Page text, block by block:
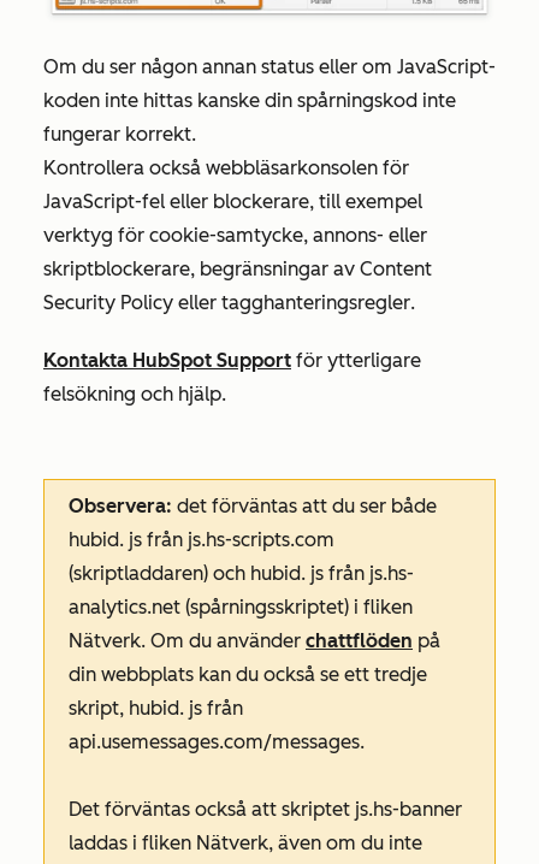
Om du ser någon annan status eller om JavaScript-
koden inte hittas kanske din spårningskod inte
fungerar korrekt.
Kontrollera också webbläsarkonsolen för
JavaScript-fel eller blockerare, till exempel
verktyg för cookie-samtycke, annons- eller
skriptblockerare, begränsningar av Content
Security Policy eller tagghanteringsregler.
Kontakta HubSpot Support för ytterligare
felsökning och hjälp.
Observera: det förväntas att du ser både
hubid. js från js.hs-scripts.com
(skriptladdaren) och hubid. js från js.hs-
analytics.net (spårningsskriptet) i fliken
Nätverk. Om du använder chattflöden på
din webbplats kan du också se ett tredje
skript, hubid. js från
api.usemessages.com/messages.
Det förväntas också att skriptet js.hs-banner
laddas i fliken Nätverk, även om du inte